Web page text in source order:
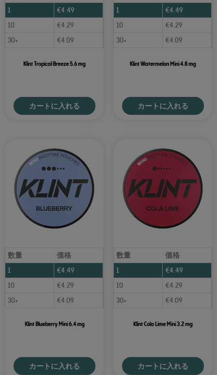
1
€4.49
10
€4.29
30+
€4.09
Klint Tropical Breeze 5.6 mg
カートに入れる
1
€4.49
10
€4.29
30+
€4.09
Klint Watermelon Mini 4.8 mg
カートに入れる
数量
価格
1
€4.49
10
€4.29
30+
€4.09
Klint Blueberry Mini 6.4 mg
カートに入れる
数量
価格
1
€4.49
10
€4.29
30+
€4.09
Klint Cola Lime Mini 3.2 mg
カートに入れる